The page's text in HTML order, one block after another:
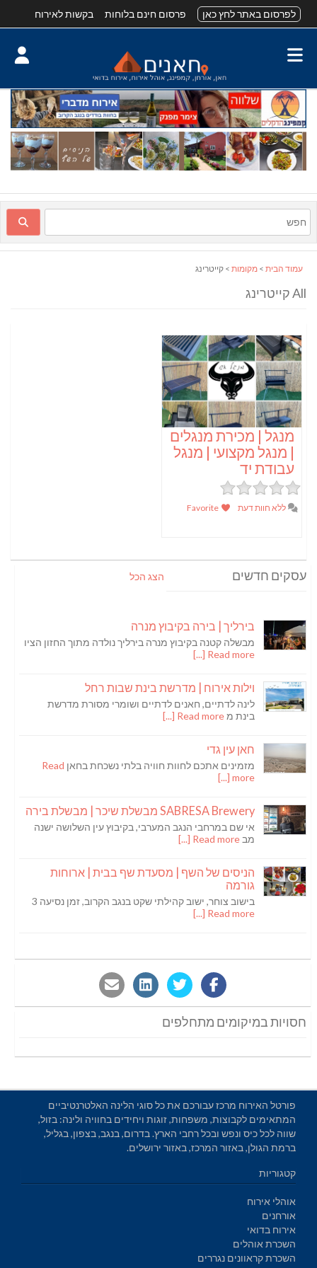
לפרסום באתר לחץ כאן פרסום חינם בלוחות בקשות לאירוח
עמוד הבית > מקומות > קייטרינג
All קייטרינג
מנגל | מכירת מנגלים
| מנגל מקצועי | מנגל
עבודת יד
ללא חוות דעת
עסקים חדשים הצג הכל
בירליך | בירה בקיבוץ מנרה
מבשלה קטנה בקיבוץ מנרה בירליך נולדה מתוך החזון הציו
Read more [...]
וילות אירוח | מדרשת בינת שבות רחל
לינה לדתיים, חאנים לדתיים ושומרי מסורת מדרשת
בינת מRead more [...]
חאן עין גדי
מזמינים אתכם לחוות חוויה בלתי נשכחת בחאן Read
more [...]
SABRESA Brewery מבשלת שיכר | מבשלת בירה
אי שם במרחבי הנגב המערבי, בקיבוץ עין השלושה ישנה
מב Read more [...]
הניסים של השף | מסעדת שף בבית | ארוחות
גורמה
בישוב צוחר, ישוב קהילתי שקט בנגב הקרוב, זמן נסיעה 3
Read more [...]
חסויות במיקומים מתחלפים
פורטל האירוח מרכז עבורכם את כל סוגי הלינה האלטרנטיביים
המתאימים לקבוצות, משפחות, זוגות ויחידים בחוויה ולינה: בזול,
שווה לכל כיס ונפש ובכל רחבי הארץ. בדרום, בנגב, בצפון, בגליל,
ברמת הגולן, באזור המרכז, באזור ירושלים.
קטגוריות
אוהלי אירוח
אורחנים
אירוח בדואי
השכרת אוהלים
השכרת קראוונים נגררים